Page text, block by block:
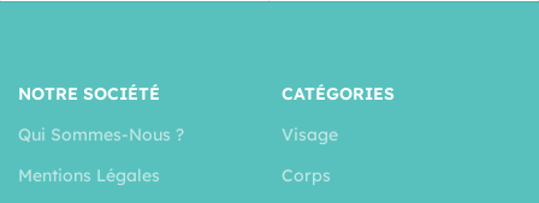
NOTRE SOCIÉTÉ
Qui Sommes-Nous ?
Mentions Légales
CATÉGORIES
Visage
Corps